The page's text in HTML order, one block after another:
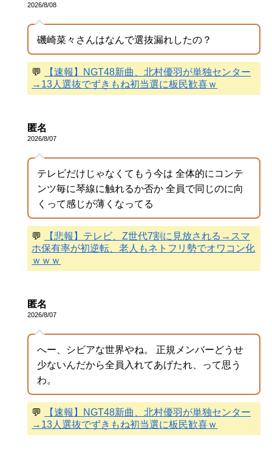
2026/8/08
磯崎菜々さんはなんで選抜漏れしたの？
💬
【速報】NGT48新曲、北村優羽が単独センター
→13人選抜でずきもね初当選に板民歓喜ｗ
匿名
2026/8/07
テレビだけじゃなくてもう今は 全体的にコンテ
ンツ毎に琴線に触れるか否か 全員で同じのに向
くって感じが薄くなってる
💬
【悲報】テレビ、Z世代7割に見放される→スマ
ホ保有率が初逆転、老人もネトフリ勢でオワコン化
ｗｗｗ
匿名
2026/8/07
へー、シビアな世界やね。 正規メンバーどうせ
少ないんだから全員入れてあげたれ、って思う
わ。
💬
【速報】NGT48新曲、北村優羽が単独センター
→13人選抜でずきもね初当選に板民歓喜ｗ